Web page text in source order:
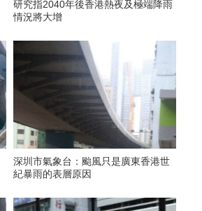
研究指2040年後香港熱夜及極端降雨
情況將大增
深圳市氣象台：颱風只是廣東香港世
紀暴雨的表層原因